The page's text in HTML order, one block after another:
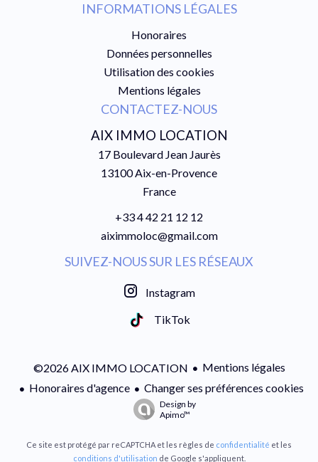
INFORMATIONS LÉGALES
Honoraires
Données personnelles
Utilisation des cookies
Mentions légales
CONTACTEZ-NOUS
AIX IMMO LOCATION
17 Boulevard Jean Jaurès
13100Aix-en-Provence
France
+33 4 42 21 12 12
aiximmoloc@gmail.com
SUIVEZ-NOUS SUR LES RÉSEAUX
Instagram
TikTok
©2026 AIX IMMO LOCATION
Mentions légales
Honoraires d'agence
Changer ses préférences cookies
Design by
Apimo™
Ce site est protégé par reCAPTCHA et les règles de confidentialité et les
conditions d'utilisation de Google s'appliquent.